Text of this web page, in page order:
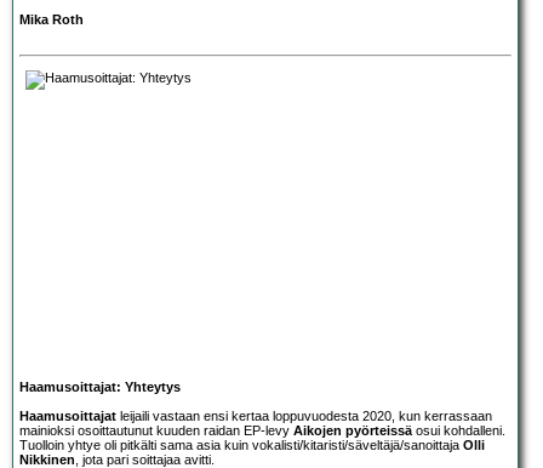
Mika Roth
Haamusoittajat: Yhteytys
Haamusoittajat leijaili vastaan ensi kertaa loppuvuodesta 2020, kun kerrassaan
mainioksi osoittautunut kuuden raidan EP-levy Aikojen pyörteissä osui kohdalleni.
Tuolloin yhtye oli pitkälti sama asia kuin vokalisti/kitaristi/säveltäjä/sanoittaja Olli
Nikkinen , jota pari soittajaa avitti.